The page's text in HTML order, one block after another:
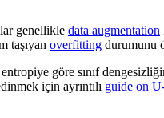
genellikle data augmentation
taşıyan overfitting durumunu
göre sınıf
için ayrıntılı guide on